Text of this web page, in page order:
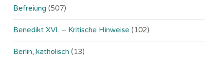
Befreiung (507)
Benedikt XVI. – Kritische Hinweise (102)
Berlin, katholisch (13)